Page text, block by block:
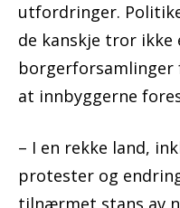
utfordringer.
de kanskje tror
at innbyggerne
– I en rekke land,
protester og